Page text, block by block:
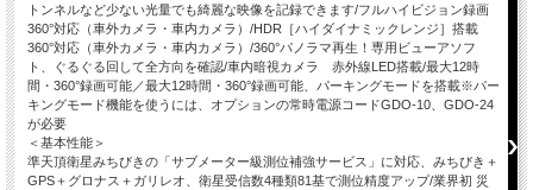
トンネルなど少ない光量でも綺麗な映像を記録できます/フルハイビジョン録画
360°対応（車外カメラ・車内カメラ）/HDR［ハイダイナミックレンジ］搭載
360°対応（車外カメラ・車内カメラ）/360°パノラマ再生！専用ビューアソフ
ト、ぐるぐる回して全方向を確認/車内暗視カメラ 赤外線LED搭載/最大12時
間・360°録画可能／最大12時間・360°録画可能、パーキングモードを搭載※パー
キングモード機能を使うには、オプションの常時電源コードGDO-10、GDO-24
が必要
＜基本性能＞
準天頂衛星みちびきの「サブメーター級測位補強サービス」に対応、みちびき＋
GPS＋グロナス＋ガリレオ、衛星受信数4種類81基で測位精度アップ/業界初 災